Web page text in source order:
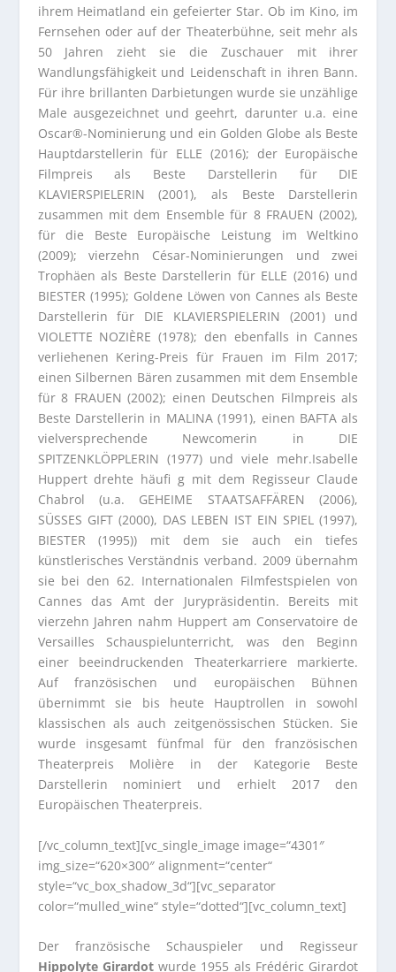
ihrem Heimatland ein gefeierter Star. Ob im Kino, im
Fernsehen oder auf der Theaterbühne, seit mehr als
50 Jahren zieht sie die Zuschauer mit ihrer
Wandlungsfähigkeit und Leidenschaft in ihren Bann.
Für ihre brillanten Darbietungen wurde sie unzählige
Male ausgezeichnet und geehrt, darunter u.a. eine
Oscar®-Nominierung und ein Golden Globe als Beste
Hauptdarstellerin für ELLE (2016); der Europäische
Filmpreis als Beste Darstellerin für DIE
KLAVIERSPIELERIN (2001), als Beste Darstellerin
zusammen mit dem Ensemble für 8 FRAUEN (2002),
für die Beste Europäische Leistung im Weltkino
(2009); vierzehn César-Nominierungen und zwei
Trophäen als Beste Darstellerin für ELLE (2016) und
BIESTER (1995); Goldene Löwen von Cannes als Beste
Darstellerin für DIE KLAVIERSPIELERIN (2001) und
VIOLETTE NOZIÈRE (1978); den ebenfalls in Cannes
verliehenen Kering-Preis für Frauen im Film 2017;
einen Silbernen Bären zusammen mit dem Ensemble
für 8 FRAUEN (2002); einen Deutschen Filmpreis als
Beste Darstellerin in MALINA (1991), einen BAFTA als
vielversprechende Newcomerin in DIE
SPITZENKLÖPPLERIN (1977) und viele mehr.Isabelle
Huppert drehte häufi g mit dem Regisseur Claude
Chabrol (u.a. GEHEIME STAATSAFFÄREN (2006),
SÜSSES GIFT (2000), DAS LEBEN IST EIN SPIEL (1997),
BIESTER (1995)) mit dem sie auch ein tiefes
künstlerisches Verständnis verband. 2009 übernahm
sie bei den 62. Internationalen Filmfestspielen von
Cannes das Amt der Jurypräsidentin. Bereits mit
vierzehn Jahren nahm Huppert am Conservatoire de
Versailles Schauspielunterricht, was den Beginn
einer beeindruckenden Theaterkarriere markierte.
Auf französischen und europäischen Bühnen
übernimmt sie bis heute Hauptrollen in sowohl
klassischen als auch zeitgenössischen Stücken. Sie
wurde insgesamt fünfmal für den französischen
Theaterpreis Molière in der Kategorie Beste
Darstellerin nominiert und erhielt 2017 den
Europäischen Theaterpreis.
[/vc_column_text][vc_single_image image=“4301″
img_size=“620×300″ alignment=“center“
style=“vc_box_shadow_3d“][vc_separator
color=“mulled_wine“ style=“dotted“][vc_column_text]
Der französische Schauspieler und Regisseur
Hippolyte Girardotwurde 1955 als Frédéric Girardot